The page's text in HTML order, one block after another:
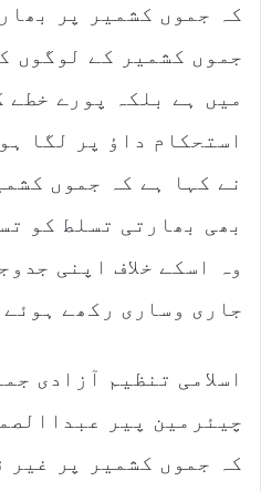
کہ جموں کشمیر پر
جموں کشمیر کے لوگوں
میں ہے بلکہ پورے خطے
استحکام داؤ پر لگا
نے کہا ہے کہ جموں
بھی بھارتی تسلط کو
وہ اسکے خلاف اپنی
جاری وساری رکھے ہوئے
اسلامی تنظیم آزادی
چیئرمین پیر
کہ جموں کشمیر پر غیر